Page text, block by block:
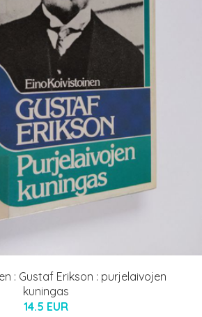
: Gustaf Erikson : purjelaivojen
kuningas
14.5 EUR